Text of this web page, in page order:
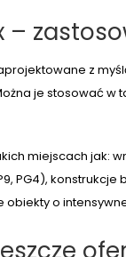
–
z
je stosować w
miejscach jak:
PG4), konstrukcje
obiekty o